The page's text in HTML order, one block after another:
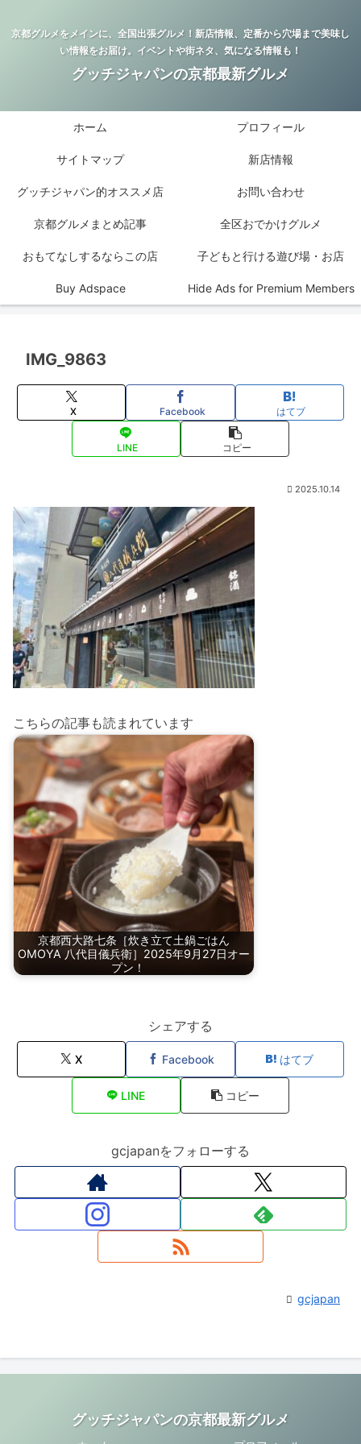
京都グルメをメインに、全国出張グルメ！新店情報、定番から穴場まで美味し
い情報をお届け。イベントや街ネタ、気になる情報も！
グッチジャパンの京都最新グルメ
ホーム プロフィール
サイトマップ 新店情報
グッチジャパン的オススメ店 お問い合わせ
京都グルメまとめ記事 全区おでかけグルメ
おもてなしするならこの店 子どもと行ける遊び場・お店
Buy Adspace Hide Ads for Premium Members
IMG_9863
X Facebook はてブ
LINE コピー
2025.10.14
こちらの記事も読まれています
京都西大路七条［炊き立て土鍋ごはん
OMOYA 八代目儀兵衛］2025年9月27日オー
プン！
シェアする
X Facebook はてブ
LINE コピー
gcjapanをフォローする
gcjapan
グッチジャパンの京都最新グルメ